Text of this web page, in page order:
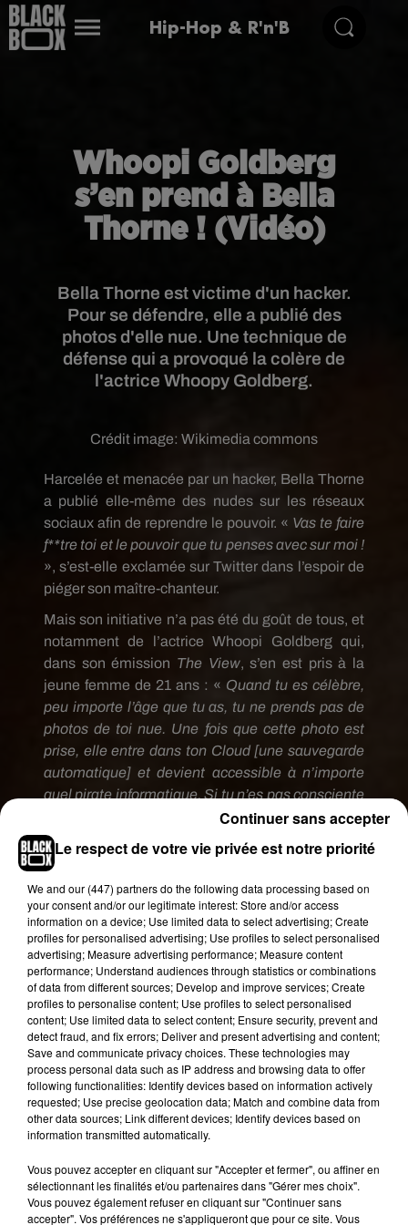
Hip-Hop & R'n'B
Whoopi Goldberg
s’en prend à Bella
Thorne ! (Vidéo)
Bella Thorne est victime d'un hacker.
Pour se défendre, elle a publié des
photos d'elle nue. Une technique de
défense qui a provoqué la colère de
l'actrice Whoopy Goldberg.
Crédit image: Wikimedia commons
Harcelée et menacée par un hacker, Bella Thorne
a publié elle-même des nudes sur les réseaux
sociaux afin de reprendre le pouvoir. « Vas te faire
f**tre toi et le pouvoir que tu penses avec sur moi !
», s’est-elle exclamée sur Twitter dans l’espoir de
piéger son maître-chanteur.
Mais son initiative n’a pas été du goût de tous, et
notamment de l’actrice Whoopi Goldberg qui,
dans son émission The View, s’en est pris à la
jeune femme de 21 ans : « Quand tu es célèbre,
peu importe l’âge que tu as, tu ne prends pas de
photos de toi nue. Une fois que cette photo est
prise, elle entre dans ton Cloud [une sauvegarde
automatique] et devient accessible à n’importe
quel pirate informatique. Si tu n’es pas consciente
de ça en 2019, c’est que tu as un problème. Je
suis désolée, je m’en fiche de ton âge, mais tu
n’as pas à faire cela !
Blessée par ces paroles, Bella Hadid a fondu en
larmes dans une nouvelle vidéo. « Honte à toi !
s’adresse-t-elle même à sa consœur de 63 ans.
BELLA THORNE POSTS NUDE PICS TO
THWART HACKER: Actress Bella Thorne said
she took her “power back” by sharing nude
photos of herself after blackmailers threatened to
leak them – the co-hosts discuss if this was the
right move.https://t.co/1091s9Fn2d
pic.twitter.com/VqFXmggPle
— The View (@TheView)17 juin 2019
what happens to them, y’all can take nudes,
dance and dress the way YOU want. Your body is
Le respect de votre vie privée est notre priorité
We and our (447) partnersdo the following data processing based on
your consent and/or our legitimate interest: Store and/or access
information on a device; Use limited data to select advertising; Create
profiles for personalised advertising; Use profiles to select personalised
advertising; Measure advertising performance; Measure content
performance; Understand audiences through statistics or combinations
of data from different sources; Develop and improve services; Create
profiles to personalise content; Use profiles to select personalised
content; Use limited data to select content; Ensure security, prevent and
detect fraud, and fix errors; Deliver and present advertising and content;
Save and communicate privacy choices. These technologies may
process personal data such as IP address and browsing data to offer
following functionalities: Identify devices based on information actively
requested; Use precise geolocation data; Match and combine data from
other data sources; Link different devices; Identify devices based on
information transmitted automatically.
Vous pouvez accepter en cliquant sur "Accepter et fermer", ou affiner en
sélectionnant les finalités et/ou partenaires dans "Gérer mes choix".
Vous pouvez également refuser en cliquant sur "Continuer sans
accepter". Vos préférences ne s'appliqueront que pour ce site. Vous
Continuer sans accepter